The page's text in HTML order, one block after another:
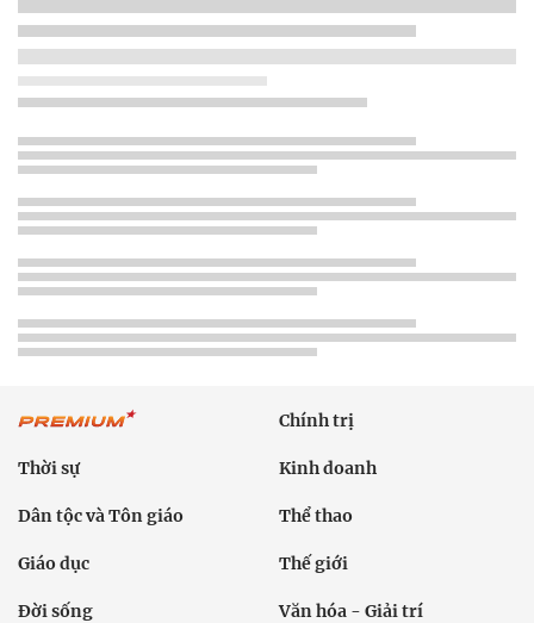
Chính trị
Thời sự Kinh doanh
Dân tộc và Tôn giáo Thể thao
Giáo dục Thế giới
Đời sống Văn hóa - Giải trí